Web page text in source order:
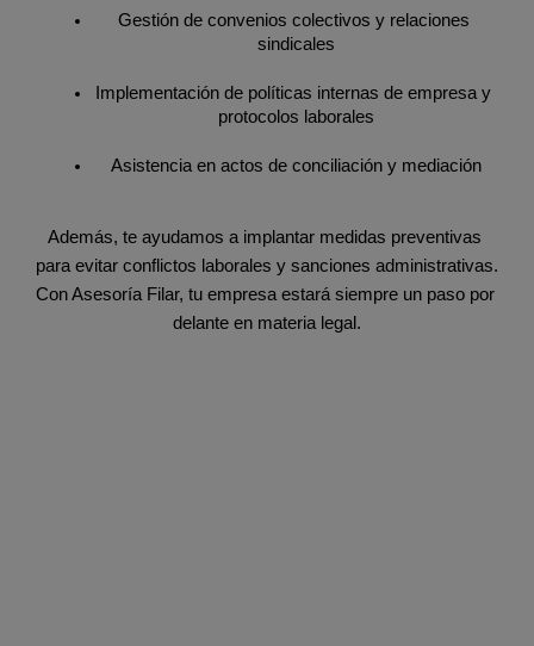
Gestión de convenios colectivos y relaciones
sindicales
Implementación de políticas internas de empresa y
protocolos laborales
Asistencia en actos de conciliación y mediación
Además, te ayudamos a implantar medidas preventivas
para evitar conflictos laborales y sanciones administrativas.
Con Asesoría Filar, tu empresa estará siempre un paso por
delante en materia legal.